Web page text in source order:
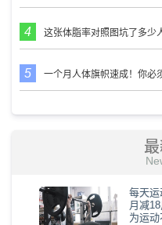
这张体脂率对照图坑了多少
一个月人体旗帜速成！你必
每天运
月减
为运动